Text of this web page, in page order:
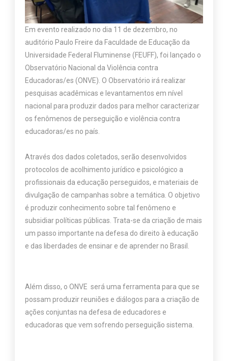
Em evento realizado no dia 11 de dezembro, no
auditório Paulo Freire da Faculdade de Educação da
Universidade Federal Fluminense (FEUFF), foi lançado o
Observatório Nacional da Violência contra
Educadoras/es (ONVE). O Observatório irá realizar
pesquisas acadêmicas e levantamentos em nível
nacional para produzir dados para melhor caracterizar
os fenômenos de perseguição e violência contra
educadoras/es no país.
Através dos dados coletados, serão desenvolvidos
protocolos de acolhimento jurídico e psicológico a
profissionais da educação perseguidos, e materiais de
divulgação de campanhas sobre a temática. O objetivo
é produzir conhecimento sobre tal fenômeno e
subsidiar políticas públicas. Trata-se da criação de mais
um passo importante na defesa do direito à educação
e das liberdades de ensinar e de aprender no Brasil.
Além disso, oONVE será uma ferramenta para que se
possam produzir reuniões e diálogos para a criação de
ações conjuntas na defesa de educadores e
educadoras que vem sofrendo perseguição sistema.